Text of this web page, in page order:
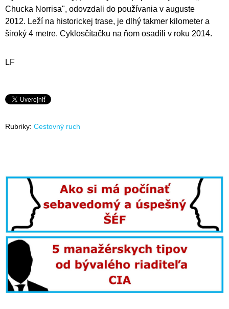
Chucka Norrisa", odovzdali do používania v auguste
2012. Leží na historickej trase, je dlhý takmer kilometer a
široký 4 metre. Cyklosčítačku na ňom osadili v roku 2014.
LF
Rubriky: Cestovný ruch